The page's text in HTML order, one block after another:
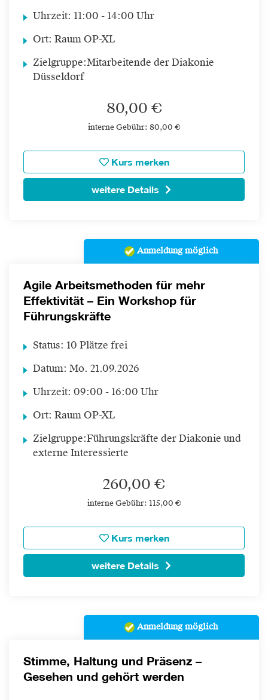
Uhrzeit: 11:00 - 14:00 Uhr
Ort: Raum OP-XL
Zielgruppe:Mitarbeitende der Diakonie
Düsseldorf
80,00 €
interne Gebühr: 80,00 €
Kurs merken
weitere Details
Anmeldung möglich
Agile Arbeitsmethoden für mehr
Effektivität – Ein Workshop für
Führungskräfte
Status: 10 Plätze frei
Datum: Mo. 21.09.2026
Uhrzeit: 09:00 - 16:00 Uhr
Ort: Raum OP-XL
Zielgruppe:Führungskräfte der Diakonie und
externe Interessierte
260,00 €
interne Gebühr: 115,00 €
Kurs merken
weitere Details
Anmeldung möglich
Stimme, Haltung und Präsenz –
Gesehen und gehört werden